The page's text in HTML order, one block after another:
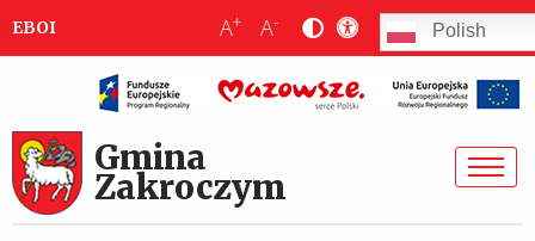
EBOI A+ A- Polish
Gmina
Zakroczym